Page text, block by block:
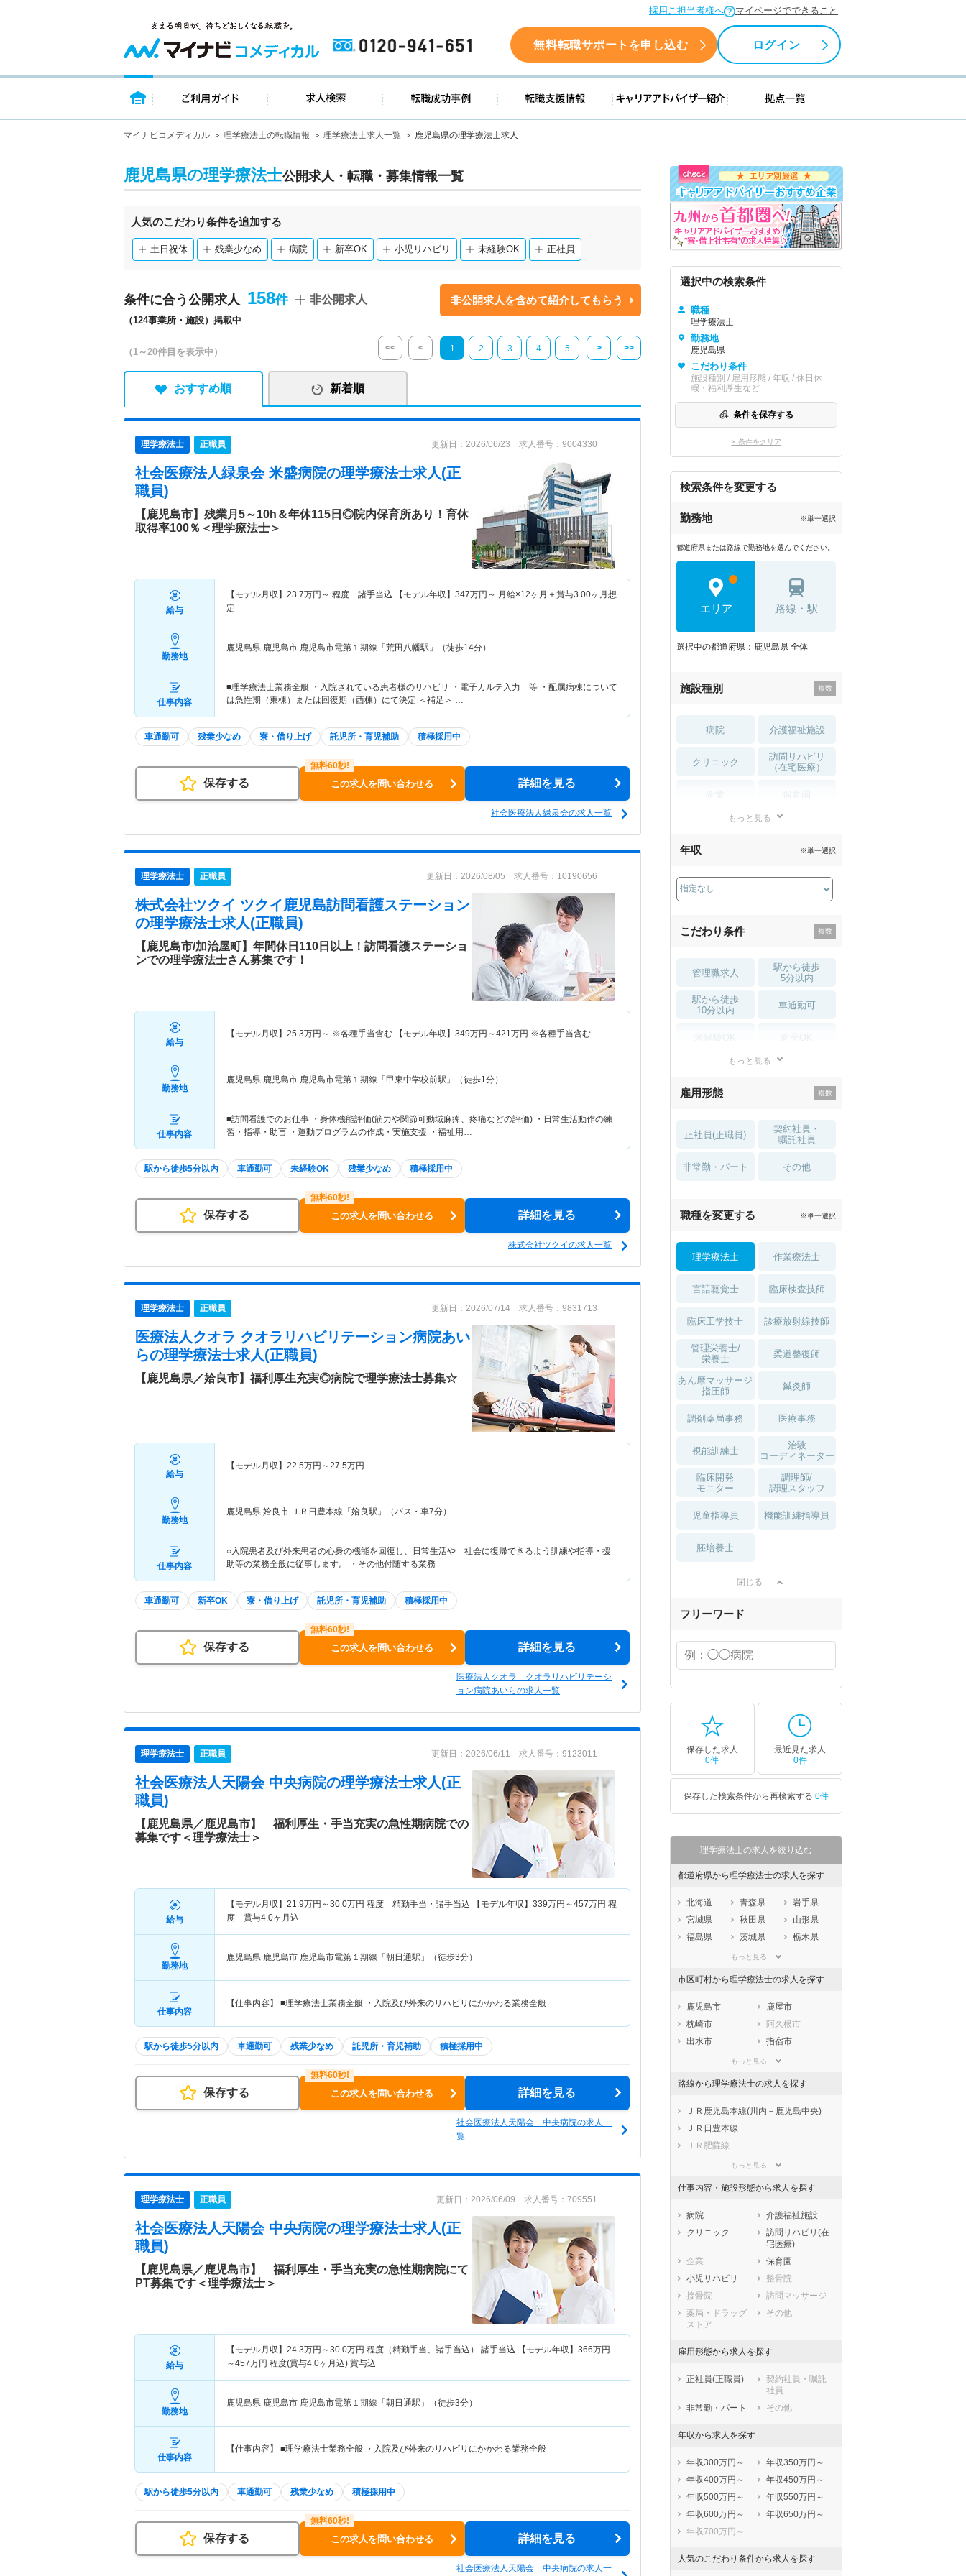
採用ご担当者様へ マイページでできること
0120-941-651 無料転職サポートを申し込む ログイン
トップページ ご利用ガイド 求人検索 転職成功事例 転職支援情報 キャリアアドバイザー紹介 拠点一覧
マイナビコメディカル 理学療法士の転職情報 理学療法士求人一覧 鹿児島県の理学療法士求人
鹿児島県の理学療法士公開求人・転職・募集情報一覧
人気のこだわり条件を追加する
土日祝休 残業少なめ 病院 新卒OK 小児リハビリ 未経験OK 正社員
条件に合う公開求人 158
（124事業所・施設）掲載中
非公開求人 非公開求人を含めて紹介してもらう
（1～20件目を表示中） << < 1 2 3 4 5 > >>
おすすめ順 新着順
理学療法士 正職員 更新日：2026/06/23 求人番号：9004330
社会医療法人緑泉会 米盛病院の理学療法士求人(正
職員)
【鹿児島市】残業月5～10h＆年休115日◎院内保育所あり！育休
取得率100％＜理学療法士＞
給与
【モデル月収】 23.7万円～ 程度 諸手当込 【モデル年収】 347万円～ 月給×12ヶ月＋賞与3.00ヶ月想
定
勤務地
鹿児島県 鹿児島市 鹿児島市電第１期線「荒田八幡駅」（徒歩14分）
仕事内容
■理学療法士業務全般 ・入院されている患者様のリハビリ ・電子カルテ入力 等 ・配属病棟について
は急性期（東棟）または回復期（西棟）にて決定 ＜補足＞ …
車通勤可 残業少なめ 寮・借り上げ 託児所・育児補助 積極採用中
保存する この求人を問い合わせる 詳細を見る
社会医療法人緑泉会の求人一覧
理学療法士 正職員 更新日：2026/08/05 求人番号：10190656
株式会社ツクイ ツクイ鹿児島訪問看護ステーション
の理学療法士求人(正職員)
【鹿児島市/加治屋町】年間休日110日以上！訪問看護ステーショ
ンでの理学療法士さん募集です！
給与
【モデル月収】 25.3万円～ ※各種手当含む 【モデル年収】 349万円～421万円 ※各種手当含む
勤務地
鹿児島県 鹿児島市 鹿児島市電第１期線「甲東中学校前駅」（徒歩1分）
仕事内容
■訪問看護でのお仕事 ・身体機能評価(筋力や関節可動域麻痺、疼痛などの評価) ・日常生活動作の練
習・指導・助言 ・運動プログラムの作成・実施支援 ・福祉用…
駅から徒歩5分以内 車通勤可 未経験OK 残業少なめ 積極採用中
保存する この求人を問い合わせる 詳細を見る
株式会社ツクイの求人一覧
理学療法士 正職員 更新日：2026/07/14 求人番号：9831713
医療法人クオラ クオラリハビリテーション病院あい
らの理学療法士求人(正職員)
【鹿児島県／姶良市】福利厚生充実◎病院で理学療法士募集☆
給与
【モデル月収】 22.5万円～27.5万円
勤務地
鹿児島県 姶良市 ＪＲ日豊本線「姶良駅」（バス・車7分）
仕事内容
○入院患者及び外来患者の心身の機能を回復し、日常生活や 社会に復帰できるよう訓練や指導・援
助等の業務全般に従事します。 ・その他付随する業務
車通勤可 新卒OK 寮・借り上げ 託児所・育児補助 積極採用中
保存する この求人を問い合わせる 詳細を見る
医療法人クオラ クオラリハビリテーシ
ョン病院あいらの求人一覧
理学療法士 正職員 更新日：2026/06/11 求人番号：9123011
社会医療法人天陽会 中央病院の理学療法士求人(正
職員)
【鹿児島県／鹿児島市】 福利厚生・手当充実の急性期病院での
募集です＜理学療法士＞
給与
【モデル月収】 21.9万円～30.0万円 程度 精勤手当・諸手当込 【モデル年収】 339万円～457万円 程
度 賞与4.0ヶ月込
勤務地
鹿児島県 鹿児島市 鹿児島市電第１期線「朝日通駅」（徒歩3分）
仕事内容
【仕事内容】 ■理学療法士業務全般 ・入院及び外来のリハビリにかかわる業務全般
駅から徒歩5分以内 車通勤可 残業少なめ 託児所・育児補助 積極採用中
保存する この求人を問い合わせる 詳細を見る
社会医療法人天陽会 中央病院の求人一
覧
理学療法士 正職員 更新日：2026/06/09 求人番号：709551
社会医療法人天陽会 中央病院の理学療法士求人(正
職員)
【鹿児島県／鹿児島市】 福利厚生・手当充実の急性期病院にて
PT募集です＜理学療法士＞
給与
【モデル月収】 24.3万円～30.0万円 程度（精勤手当、諸手当込） 諸手当込 【モデル年収】 366万円
～457万円 程度(賞与4.0ヶ月込) 賞与込
勤務地
鹿児島県 鹿児島市 鹿児島市電第１期線「朝日通駅」（徒歩3分）
仕事内容
【仕事内容】 ■理学療法士業務全般 ・入院及び外来のリハビリにかかわる業務全般
駅から徒歩5分以内 車通勤可 残業少なめ 積極採用中
保存する この求人を問い合わせる 詳細を見る
社会医療法人天陽会 中央病院の求人一
選択中の検索条件
職種
理学療法士
勤務地
鹿児島県
こだわり条件
施設種別 / 雇用形態 / 年収 / 休日休
暇・福利厚生など
条件を保存する
× 条件をクリア
検索条件を変更する
勤務地 ※単一選択
都道府県または路線で勤務地を選んでください。
エリア 路線・駅
選択中の都道府県：鹿児島県 全体
施設種別
病院 介護福祉施設
クリニック
訪問リハビリ
（在宅医療）
薬局・
もっと見る
年収 ※単一選択
こだわり条件
管理職求人
駅から徒歩
5分以内
駅から徒歩
10分以内
車通勤可
住宅手当・補助
土日祝休 無資格 OK
積極採用中 WEB面接OK
もっと見る
雇用形態
正社員(正職員)
契約社員・
嘱託社員
非常勤・パート その他
職種を変更する ※単一選択
理学療法士 作業療法士
言語聴覚士 臨床検査技師
臨床工学技士 診療放射線技師
管理栄養士/
栄養士
柔道整復師
あん摩マッサージ
指圧師
鍼灸師
調剤薬局事務 医療事務
視能訓練士
治験
コーディネーター
臨床開発
モニター
調理師/
調理スタッフ
児童指導員 機能訓練指導員
胚培養士
閉じる
フリーワード
保存した求人
0件
最近見た求人
0件
保存した検索条件から再検索する 0件
理学療法士の求人を絞り込む
都道府県から理学療法士の求人を探す
北海道 青森県
岩手県
宮城県
秋田県
山形県
福島県
茨城県
栃木県
埼玉県
石川県
福井県
静岡県
愛知県
三重県
滋賀県
京都府
奈良県
香川県
愛媛県
高知県
福岡県
熊本県
沖縄県
もっと見る
市区町村から理学療法士の求人を探す
鹿児島市
鹿屋市
枕崎市
阿久根市
出水市
指宿市
垂水市
いちき串木野市
南さつま市
志布志市
南九州市
鹿児島郡三島村
曽於郡大崎町
肝属郡東串良町
肝属郡錦江町
肝属郡南大隅町
熊毛郡中種子町
熊毛郡南種子町
熊毛郡屋久島町
大島郡大和村
大島郡宇検村
大島郡瀬戸内町
大島郡龍郷町
大島郡喜界町
大島郡徳之島町
大島郡和泊町
大島郡知名町
もっと見る
路線から理学療法士の求人を探す
ＪＲ鹿児島本線(川内－鹿児島中央)
ＪＲ日豊本線
ＪＲ肥薩線
肥薩おれんじ鉄道
鹿児島市電第１期線
もっと見る
仕事内容・施設形態から求人を探す
病院
介護福祉施設
クリニック
訪問リハビリ(在
宅医療)
企業
保育園
小児リハビリ
整骨院
接骨院
訪問マッサージ
薬局・ドラッグ
ストア
その他
雇用形態から求人を探す
正社員(正職員)
契約社員・嘱託
社員
非常勤・パート
その他
年収から求人を探す
年収300万円～
年収350万円～
年収400万円～
年収450万円～
年収500万円～
年収550万円～
年収600万円～
年収650万円～
年収700万円～
人気のこだわり条件から求人を探す